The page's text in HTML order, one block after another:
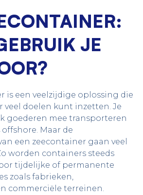
JE
is een veelzijdige oplossing die
veel doelen kunt inzetten. Je
goederen mee transporteren
offshore. Maar de
een zeecontainer gaan veel
worden containers steeds
tijdelijke of permanente
zoals fabrieken,
commerciële terreinen.